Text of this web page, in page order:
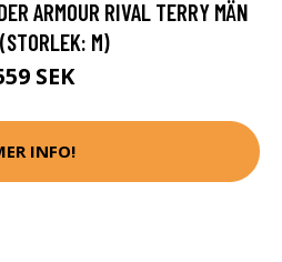
ARMOUR RIVAL TERRY MÄN
M)
SEK
INFO!